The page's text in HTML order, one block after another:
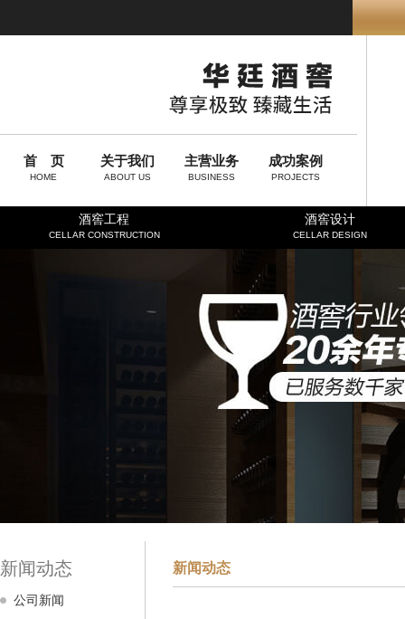
首 页
HOME
关于我们
ABOUT US
主营业务
BUSINESS
成功案例
PROJECTS
酒窖工程
CELLAR CONSTRUCTION
酒窖设计
CELLAR DESIGN
新闻动态
公司新闻
新闻动态